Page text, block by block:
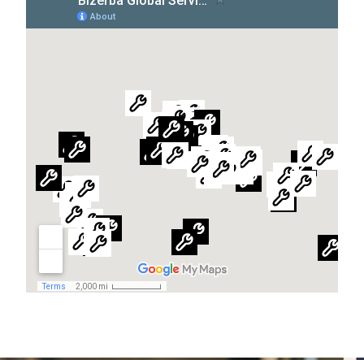
Παγκόσμιος ιστότοπος